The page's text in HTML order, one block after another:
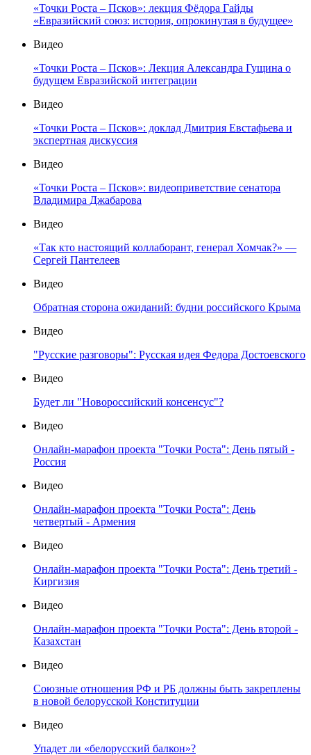
«Точки Роста – Псков»: лекция Фёдора Гайды
«Евразийский союз: история, опрокинутая в будущее»
Видео
«Точки Роста – Псков»: Лекция Александра Гущина о
будущем Евразийской интеграции
Видео
«Точки Роста – Псков»: доклад Дмитрия Евстафьева и
экспертная дискуссия
Видео
«Точки Роста – Псков»: видеоприветствие сенатора
Владимира Джабарова
Видео
«Так кто настоящий коллаборант, генерал Хомчак?» —
Сергей Пантелеев
Видео
Обратная сторона ожиданий: будни российского Крыма
Видео
"Русские разговоры": Русская идея Федора Достоевского
Видео
Будет ли "Новороссийский консенсус"?
Видео
Онлайн-марафон проекта "Точки Роста": День пятый -
Россия
Видео
Онлайн-марафон проекта "Точки Роста": День
четвертый - Армения
Видео
Онлайн-марафон проекта "Точки Роста": День третий -
Киргизия
Видео
Онлайн-марафон проекта "Точки Роста": День второй -
Казахстан
Видео
Союзные отношения РФ и РБ должны быть закреплены
в новой белорусской Конституции
Видео
Упадет ли «белорусский балкон»?